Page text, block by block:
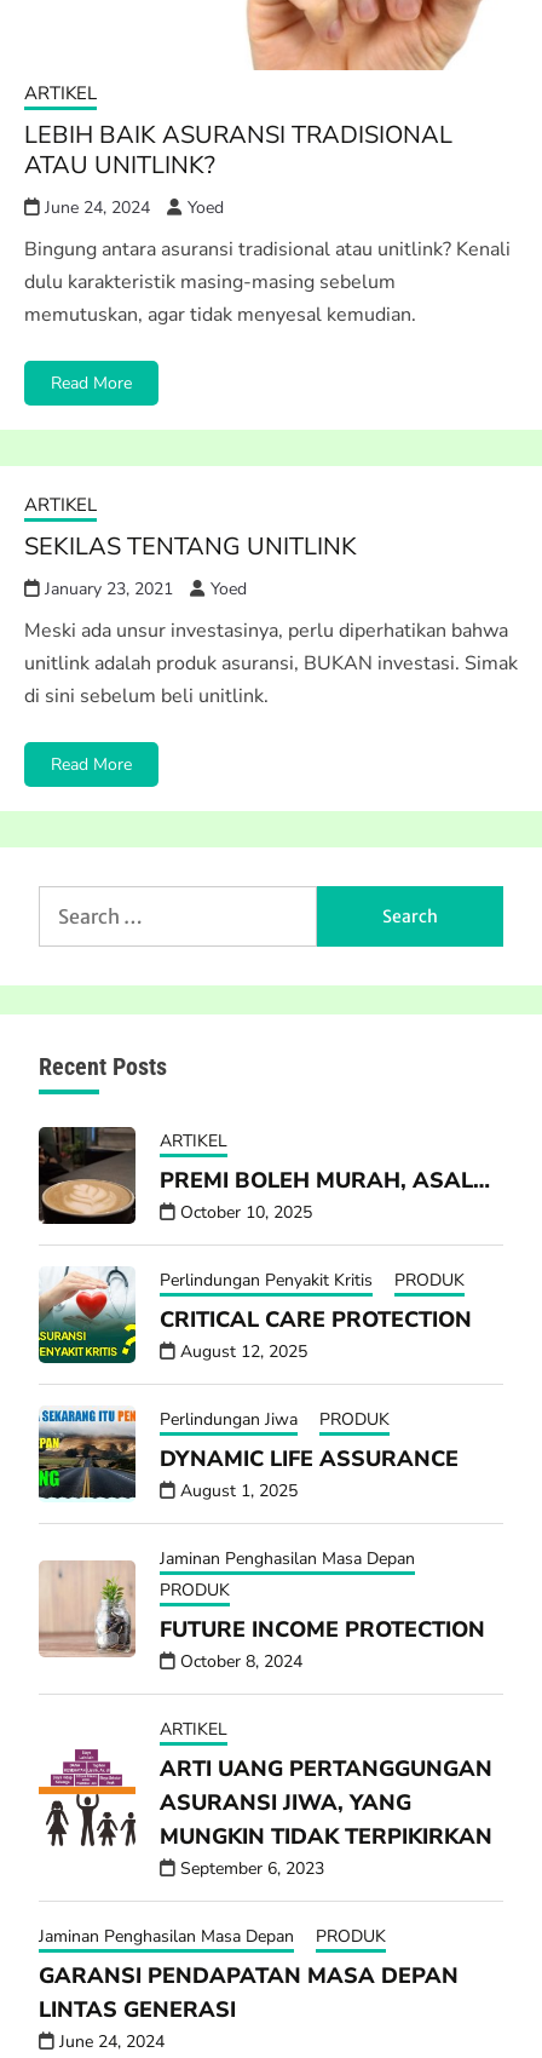
ARTIKEL
LEBIH BAIK ASURANSI TRADISIONAL
ATAU UNITLINK?
June 24, 2024 Yoed
Bingung antara asuransi tradisional atau unitlink? Kenali
dulu karakteristik masing-masing sebelum
memutuskan, agar tidak menyesal kemudian.
Read More
ARTIKEL
SEKILAS TENTANG UNITLINK
January 23, 2021 Yoed
Meski ada unsur investasinya, perlu diperhatikan bahwa
unitlink adalah produk asuransi, BUKAN investasi. Simak
di sini sebelum beli unitlink.
Read More
for:
Recent Posts
ARTIKEL
PREMI BOLEH MURAH, ASAL…
October 10, 2025
Perlindungan Penyakit Kritis PRODUK
CRITICAL CARE PROTECTION
August 12, 2025
Perlindungan Jiwa PRODUK
DYNAMIC LIFE ASSURANCE
August 1, 2025
Jaminan Penghasilan Masa Depan
PRODUK
FUTURE INCOME PROTECTION
October 8, 2024
ARTIKEL
ARTI UANG PERTANGGUNGAN
ASURANSI JIWA, YANG
MUNGKIN TIDAK TERPIKIRKAN
September 6, 2023
Jaminan Penghasilan Masa Depan PRODUK
GARANSI PENDAPATAN MASA DEPAN
LINTAS GENERASI
June 24, 2024